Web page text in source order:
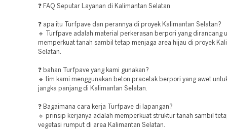
❓ FAQ Seputar Layanan di Kalimantan Selatan
❓ apa itu Turfpave dan perannya di proyek Kalimantan Selatan?
🔹 Turfpave adalah material perkerasan berpori yang dirancang
memperkuat tanah sambil tetap menjaga area hijau di proyek
Selatan.
❓ bahan Turfpave yang kami gunakan?
🔹 tim kami menggunakan beton pracetak berpori yang awet
jangka panjang di Kalimantan Selatan.
❓ Bagaimana cara kerja Turfpave di lapangan?
🔹 prinsip kerjanya adalah memperkuat struktur tanah sambil
vegetasi rumput di area Kalimantan Selatan.